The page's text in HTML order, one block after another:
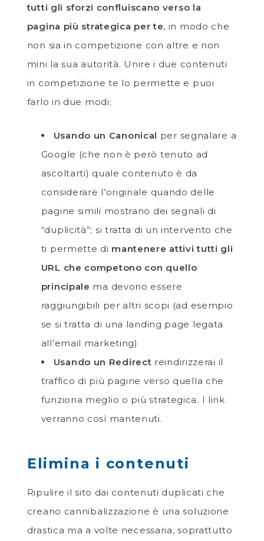
tutti gli sforzi confluiscano verso la
pagina più strategica per te, in modo che
non sia in competizione con altre e non
mini la sua autorità. Unire i due contenuti
in competizione te lo permette e puoi
farlo in due modi:
Usando un Canonical per segnalare a
Google (che non è però tenuto ad
ascoltarti) quale contenuto è da
considerare l’originale quando delle
pagine simili mostrano dei segnali di
“duplicità”; si tratta di un intervento che
ti permette di mantenere attivi tutti gli
URL che competono con quello
principale ma devono essere
raggiungibili per altri scopi (ad esempio
se si tratta di una landing page legata
all’email marketing)
Usando un Redirect reindirizzerai il
traffico di più pagine verso quella che
funziona meglio o più strategica. I link
verranno così mantenuti.
Elimina i contenuti
Ripulire il sito dai contenuti duplicati che
creano cannibalizzazione è una soluzione
drastica ma a volte necessaria, soprattutto